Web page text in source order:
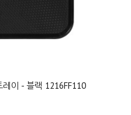
이 - 블랙 1216FF110